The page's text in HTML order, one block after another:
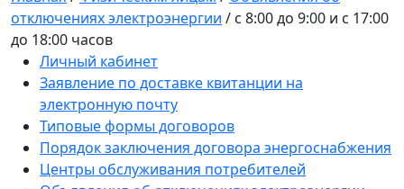
отключениях электроэнергии / с 8:00 до 9:00 и с 17:00
до 18:00 часов
Личный кабинет
Заявление по доставке квитанции на
электронную почту
Типовые формы договоров
Порядок заключения договора энергоснабжения
Центры обслуживания потребителей